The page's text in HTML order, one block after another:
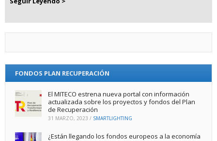
FONDOS PLAN RECUPERACIÓN
El MITECO estrena nueva portal con información
actualizada sobre los proyectos y fondos del Plan
de Recuperación
31 MARZO, 2023 / SMARTLIGHTING
¿Están llegando los fondos europeos a la economía